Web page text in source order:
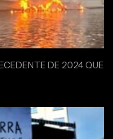
DE 2024 QUE